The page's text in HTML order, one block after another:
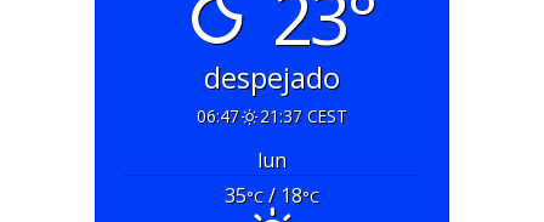
despejado
06:47 21:37 CEST
lun
35°C/ 18°C